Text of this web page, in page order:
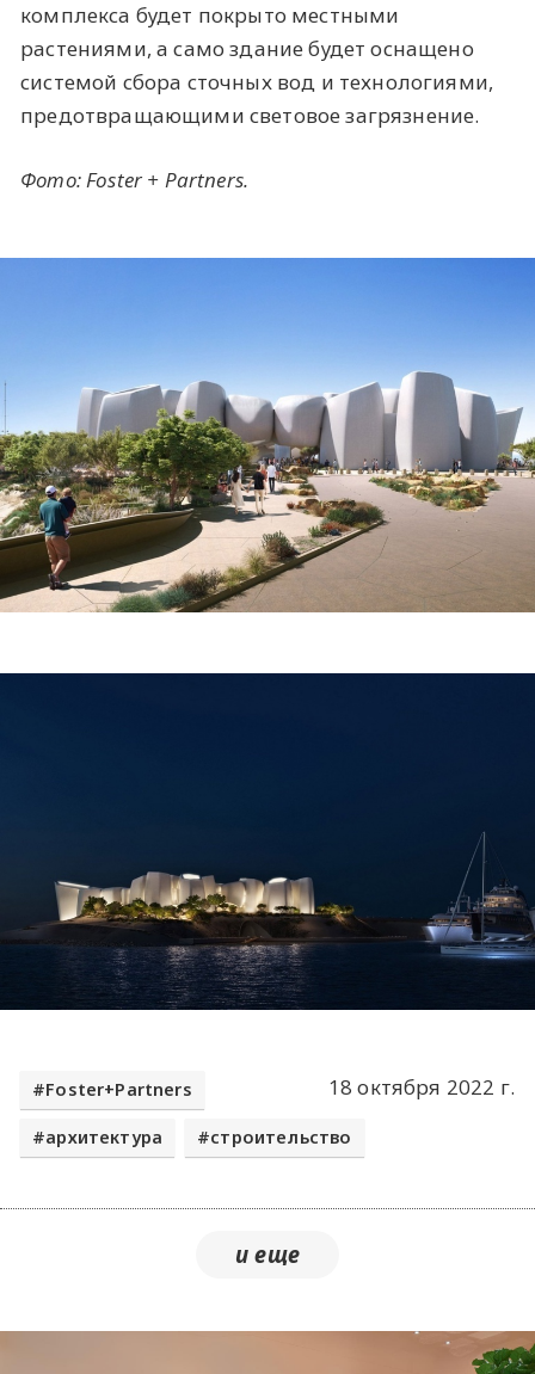
комплекса будет покрыто местными
растениями, а само здание будет оснащено
системой сбора сточных вод и технологиями,
предотвращающими световое загрязнение.
Фото: Foster + Partners.
18 октября 2022 г.
Foster+Partners
архитектура строительство